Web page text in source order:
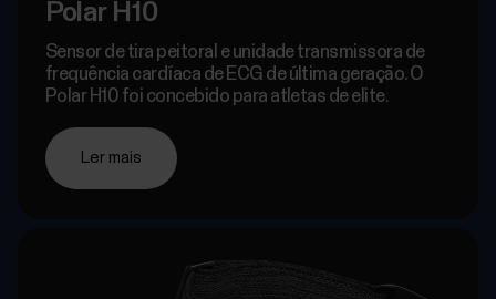
Polar H10
Sensor de tira peitoral e unidade transmissora de
frequência cardíaca de ECG de última geração. O
Polar H10 foi concebido para atletas de elite.
Ler mais